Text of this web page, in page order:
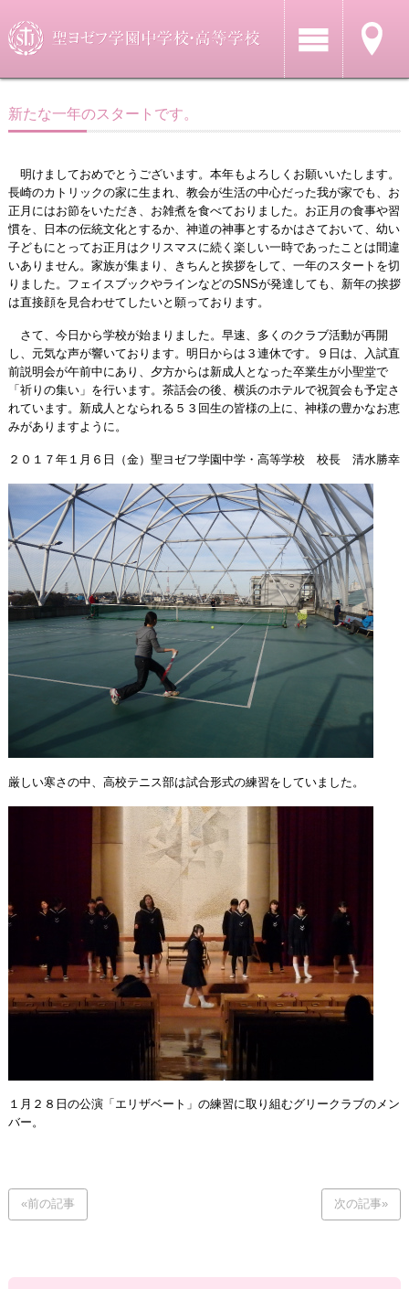
新たな一年のスタートです。
明けましておめでとうございます。本年もよろしくお願いいたします。
長崎のカトリックの家に生まれ、教会が生活の中心だった我が家でも、お
正月にはお節をいただき、お雑煮を食べておりました。お正月の食事や習
慣を、日本の伝統文化とするか、神道の神事とするかはさておいて、幼い
子どもにとってお正月はクリスマスに続く楽しい一時であったことは間違
いありません。家族が集まり、きちんと挨拶をして、一年のスタートを切
りました。フェイスブックやラインなどのSNSが発達しても、新年の挨拶
は直接顔を見合わせてしたいと願っております。
さて、今日から学校が始まりました。早速、多くのクラブ活動が再開
し、元気な声が響いております。明日からは３連休です。９日は、入試直
前説明会が午前中にあり、夕方からは新成人となった卒業生が小聖堂で
「祈りの集い」を行います。茶話会の後、横浜のホテルで祝賀会も予定さ
れています。新成人となられる５３回生の皆様の上に、神様の豊かなお恵
みがありますように。
２０１７年１月６日（金）聖ヨゼフ学園中学・高等学校 校長 清水勝幸
厳しい寒さの中、高校テニス部は試合形式の練習をしていました。
１月２８日の公演「エリザベート」の練習に取り組むグリークラブのメン
バー。
«前の記事 次の記事»